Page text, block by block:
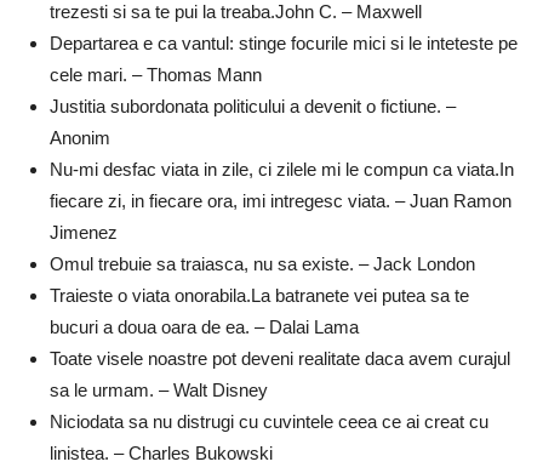
trezesti si sa te pui la treaba.John C. – Maxwell
Departarea e ca vantul: stinge focurile mici si le inteteste pe
cele mari. – Thomas Mann
Justitia subordonata politicului a devenit o fictiune. –
Anonim
Nu-mi desfac viata in zile, ci zilele mi le compun ca viata.In
fiecare zi, in fiecare ora, imi intregesc viata. – Juan Ramon
Jimenez
Omul trebuie sa traiasca, nu sa existe. – Jack London
Traieste o viata onorabila.La batranete vei putea sa te
bucuri a doua oara de ea. – Dalai Lama
Toate visele noastre pot deveni realitate daca avem curajul
sa le urmam. – Walt Disney
Niciodata sa nu distrugi cu cuvintele ceea ce ai creat cu
linistea. – Charles Bukowski